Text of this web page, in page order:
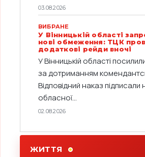
03.08.2026
ВИБРАНЕ
У Вінницькій області
нові обмеження: ТЦК
додаткові рейди вночі
У Вінницькій області
за дотриманням
Відповідний наказ
обласної...
02.08.2026
ЖИТТЯ